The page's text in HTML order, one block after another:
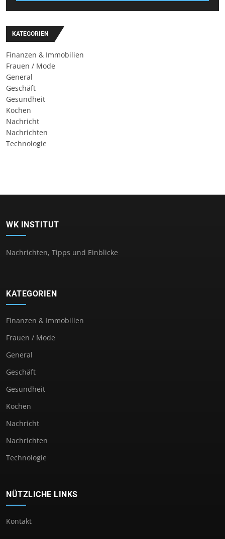
KATEGORIEN
Finanzen & Immobilien
Frauen / Mode
General
Geschäft
Gesundheit
Kochen
Nachricht
Nachrichten
Technologie
WK INSTITUT
Nachrichten, Tipps und Einblicke
KATEGORIEN
Finanzen & Immobilien
Frauen / Mode
General
Geschäft
Gesundheit
Kochen
Nachricht
Nachrichten
Technologie
NÜTZLICHE LINKS
Kontakt